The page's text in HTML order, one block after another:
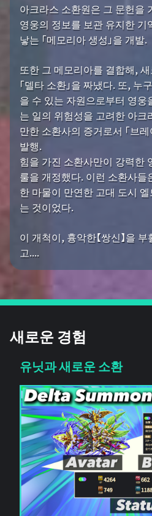
아크라스 소환원은 그 문헌을
영웅의 정보를 보관 유지한 기
낳는 「메모리아 생성」을 개발.
또한 그 메모리아를 결합해,
「델타 소환」을 짜냈다. 또,
을 수 있는 자원으로부터 영웅
는 일의 위험성을 고려한 아
만한 소환사의 증거로서 「브
발행.
힘을 가진 소환사만이 강력한
룰을 개정했다. 이런 소환사
한 마물이 만연한 고대 도시
는 것이었다.
이 개척이, 흉악한【쌍신】을
고....
새로운 경험
유닛과 새로운 소환